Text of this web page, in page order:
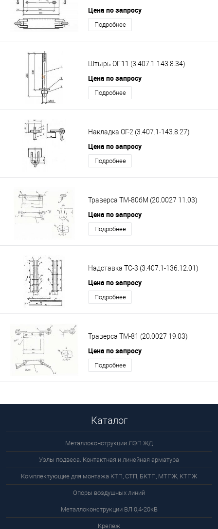
Цена по запросу
Подробнее
Штырь ОГ-11 (3.407.1-143.8.34)
Цена по запросу
Подробнее
Накладка ОГ-2 (3.407.1-143.8.27)
Цена по запросу
Подробнее
Траверса ТМ-80бМ (20.0027 11.03)
Цена по запросу
Подробнее
Надставка ТС-3 (3.407.1-136.12.01)
Цена по запросу
Подробнее
Траверса ТМ-81 (20.0027 19.03)
Цена по запросу
Подробнее
Каталог
Металлоконструкции ЛЭП ЖД
Узлы подвеса. Контактная и линейная арматура
Комплектующие для монтажа КТП, СТП, БКТП, МТПЖ, КТПЖ
Опоры воздушных линий
Металлоконструкции ВЛ 0,4-20кВ
Крепеж